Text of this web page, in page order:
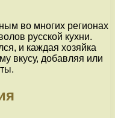
во многих регионах
русской кухни.
и каждая хозяйка
вкусу, добавляя или